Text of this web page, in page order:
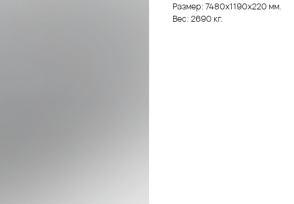
Размер: 7480х1190х220 мм.
Вес: 2690 кг.